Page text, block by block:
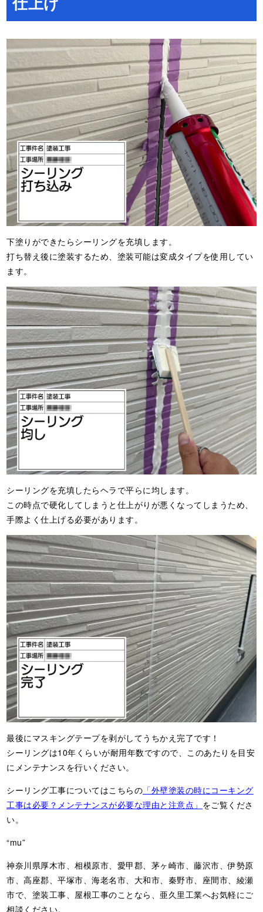
下塗りができたらシーリングを充填します。
打ち替え後に塗装するため、塗装可能は変成タイプを使用してい
ます。
シーリングを充填したらヘラで平らに均します。
この時点で硬化してしまうと仕上がりが悪くなってしまうため、
手際よく仕上げる必要があります。
最後にマスキングテープを剥がしてうちかえ完了です！
シーリングは10年くらいが耐用年数ですので、このあたりを目安
にメンテナンスを行いください。
シーリング工事についてはこちらの 「外壁塗装の時にコーキング
工事は必要？メンテナンスが必要な理由と注意点」 をご覧くださ
い。
“mu”
神奈川県厚木市、相模原市、愛甲郡、茅ヶ崎市、藤沢市、伊勢原
市、高座郡、平塚市、海老名市、大和市、秦野市、座間市、綾瀬
市で、塗装工事、屋根工事のことなら、亜久里工業へお気軽にご
相談ください。